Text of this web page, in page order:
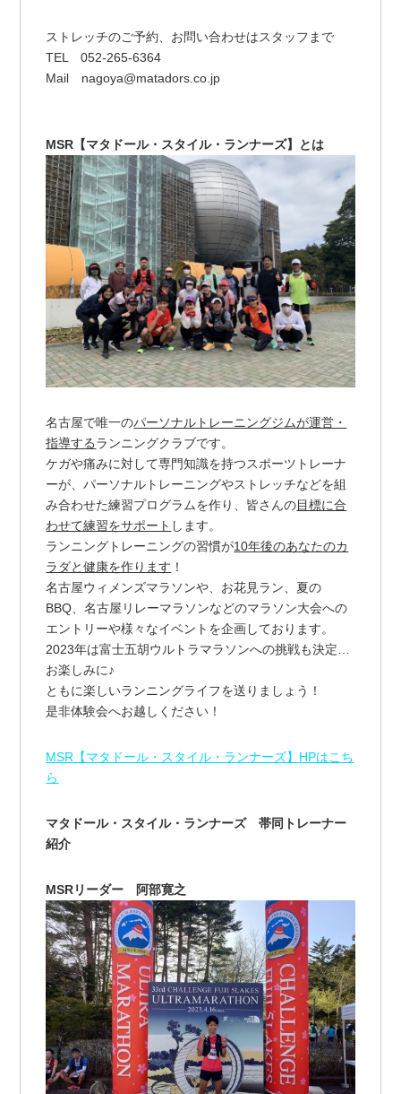
ストレッチのご予約、お問い合わせはスタッフまで
TEL 052-265-6364
Mail nagoya@matadors.co.jp
MSR【マタドール・スタイル・ランナーズ】とは
名古屋で唯一のパーソナルトレーニングジムが運営・
指導するランニングクラブです。
ケガや痛みに対して専門知識を持つスポーツトレーナ
ーが、パーソナルトレーニングやストレッチなどを組
み合わせた練習プログラムを作り、皆さんの目標に合
わせて練習をサポート します。
ランニングトレーニングの習慣が10年後のあなたのカ
ラダと健康を作ります ！
名古屋ウィメンズマラソンや、お花見ラン、夏の
BBQ、名古屋リレーマラソンなどのマラソン大会への
エントリーや様々なイベントを企画しております。
2023年は富士五胡ウルトラマラソンへの挑戦も決定…
お楽しみに♪
ともに楽しいランニングライフを送りましょう！
是非体験会へお越しください！
MSR【マタドール・スタイル・ランナーズ】HPはこち
ら
マタドール・スタイル・ランナーズ 帯同トレーナー
紹介
MSRリーダー 阿部寛之